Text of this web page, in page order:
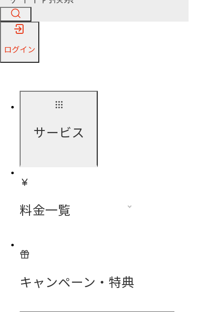
ログイン
サービス
料金一覧
キャンペーン・特典